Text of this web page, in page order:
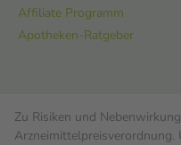
Affiliate Programm
Apotheken-Ratgeber
Zu Risiken und
Arzneimittelpreisverordnung.